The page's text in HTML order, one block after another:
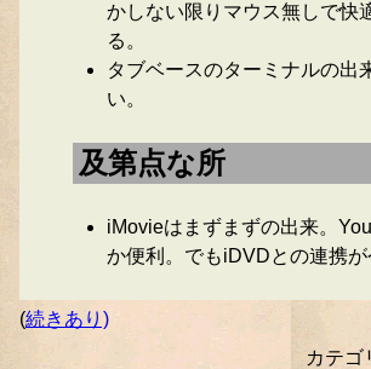
かしない限りマウス無しで快
る。
タブベースのターミナルの出
い。
及第点な所
iMovieはまずまずの出来。
か便利。でもiDVDとの連携が
(続きあり)
カテゴ